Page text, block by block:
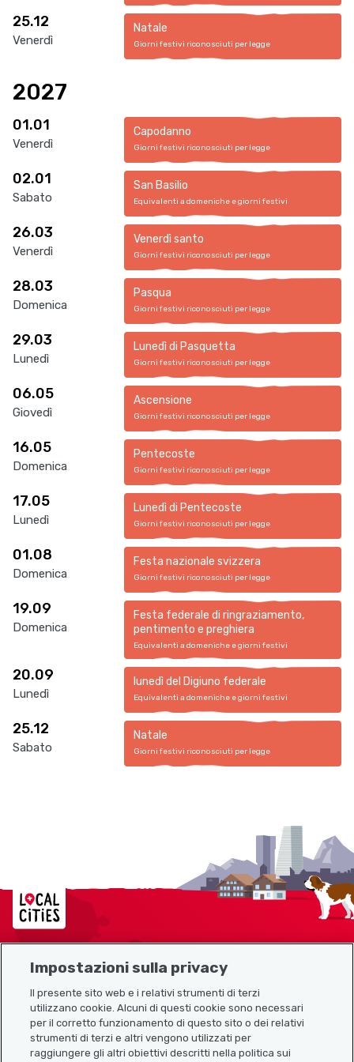
25.12
Venerdì
Natale
Giorni festivi riconosciuti per legge
2027
01.01
Venerdì
Capodanno
Giorni festivi riconosciuti per legge
02.01
Sabato
San Basilio
Equivalenti a domeniche e giorni festivi
26.03
Venerdì
Venerdì santo
Giorni festivi riconosciuti per legge
28.03
Domenica
Pasqua
Giorni festivi riconosciuti per legge
29.03
Lunedì
Lunedì di Pasquetta
Giorni festivi riconosciuti per legge
06.05
Giovedì
Ascensione
Giorni festivi riconosciuti per legge
16.05
Domenica
Pentecoste
Giorni festivi riconosciuti per legge
17.05
Lunedì
Lunedì di Pentecoste
Giorni festivi riconosciuti per legge
01.08
Domenica
Festa nazionale svizzera
Giorni festivi riconosciuti per legge
19.09
Domenica
Festa federale di ringraziamento,
pentimento e preghiera
Equivalenti a domeniche e giorni festivi
20.09
Lunedì
lunedì del Digiuno federale
Equivalenti a domeniche e giorni festivi
25.12
Sabato
Natale
Giorni festivi riconosciuti per legge
Localcities
Link utili
Impostazioni sulla privacy
Il presente sito web e i relativi strumenti di terzi
utilizzano cookie. Alcuni di questi cookie sono necessari
per il corretto funzionamento di questo sito o dei relativi
strumenti di terzi e altri vengono utilizzati per
raggiungere gli altri obiettivi descritti nella politica sui